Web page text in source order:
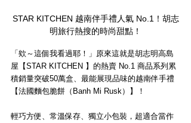
STAR KITCHEN 越南伴手禮人氣 No.1！胡志
明旅行熱搜的時尚甜點！
「欸～這個我看過耶！」原來這就是胡志明高島
屋【STAR KITCHEN 】的熱賣 No.1 商品系列累
積銷量突破50萬盒、最能展現品味的越南伴手禮
【法國麵包脆餅（Banh Mi Rusk）】！
輕巧方便、常溫保存、獨立小包裝，超適合當作